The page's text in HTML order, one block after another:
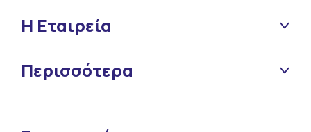
Η Εταιρεία
Περισσότερα